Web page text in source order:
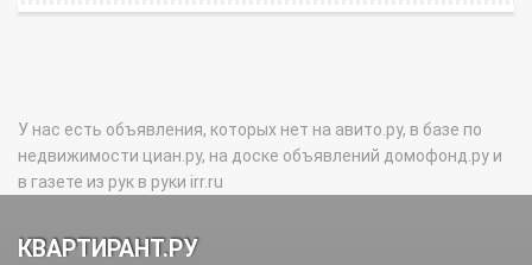
У нас есть объявления, которых нет на авито.ру, в базе по
недвижимости циан.ру, на доске объявлений домофонд.ру и
в газете из рук в руки irr.ru
КВАРТИРАНТ.РУ